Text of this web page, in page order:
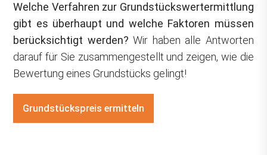
Welche Verfahren zur Grundstückswertermittlung
gibt es überhaupt und welche Faktoren müssen
berücksichtigt werden? Wir haben alle Antworten
darauf für Sie zusammengestellt und zeigen, wie die
Bewertung eines Grundstücks gelingt!
Grundstückspreis ermitteln